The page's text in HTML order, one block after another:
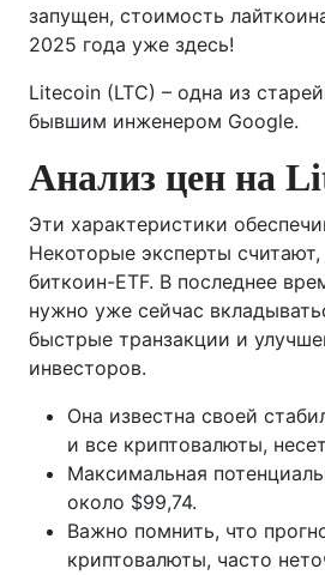
запущен, стоимость
2025 года уже здесь!
Litecoin (LTC) – одна из
бывшим инженером Google.
Анализ цен на
Эти характеристики
Некоторые эксперты
биткоин-ETF. В последнее
нужно уже сейчас
быстрые транзакции и
инвесторов.
Она известна своей
и все криптовалюты,
Максимальная
около $99,74.
Важно помнить, что
криптовалюты, часто